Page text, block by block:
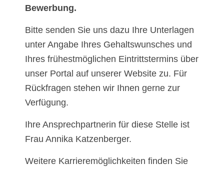
Bewerbung.
Bitte senden Sie uns dazu Ihre Unterlagen
unter Angabe Ihres Gehaltswunsches und
Ihres frühestmöglichen Eintrittstermins über
unser Portal auf unserer Website zu. Für
Rückfragen stehen wir Ihnen gerne zur
Verfügung.
Ihre Ansprechpartnerin für diese Stelle ist
Frau Annika Katzenberger.
Weitere Karrieremöglichkeiten finden Sie